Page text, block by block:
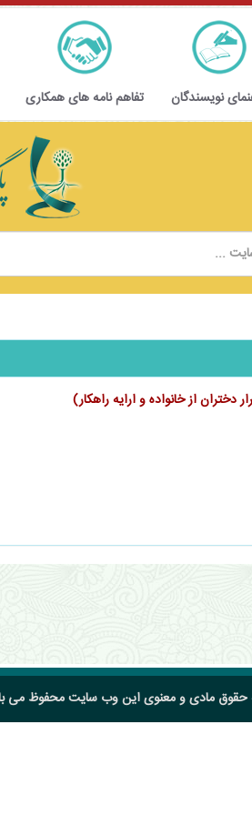
نویسندگان تفاهم نامه های همکاری
دختران از خانواده و ارایه راهکار)
حقوق مادی و معنوی این وب سایت محفوظ می